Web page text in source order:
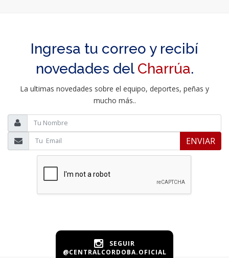
Ingresa tu correo y recibí
novedades del Charrúa.
La ultimas novedades sobre el equipo, deportes, peñas y
mucho más..
ENVIAR
SEGUIR
@CENTRALCORDOBA.OFICIAL